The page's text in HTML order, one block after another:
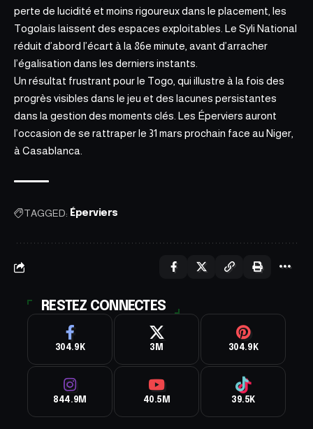
perte de lucidité et moins rigoureux dans le placement, les
Togolais laissent des espaces exploitables. Le Syli National
réduit d’abord l’écart à la 86e minute, avant d’arracher
l’égalisation dans les derniers instants.
Un résultat frustrant pour le Togo, qui illustre à la fois des
progrès visibles dans le jeu et des lacunes persistantes
dans la gestion des moments clés. Les Éperviers auront
l’occasion de se rattraper le 31 mars prochain face au Niger,
à Casablanca.
TAGGED: Éperviers
RESTEZ CONNECTES
304.9K 3M 304.9K
844.9M 40.5M 39.5K